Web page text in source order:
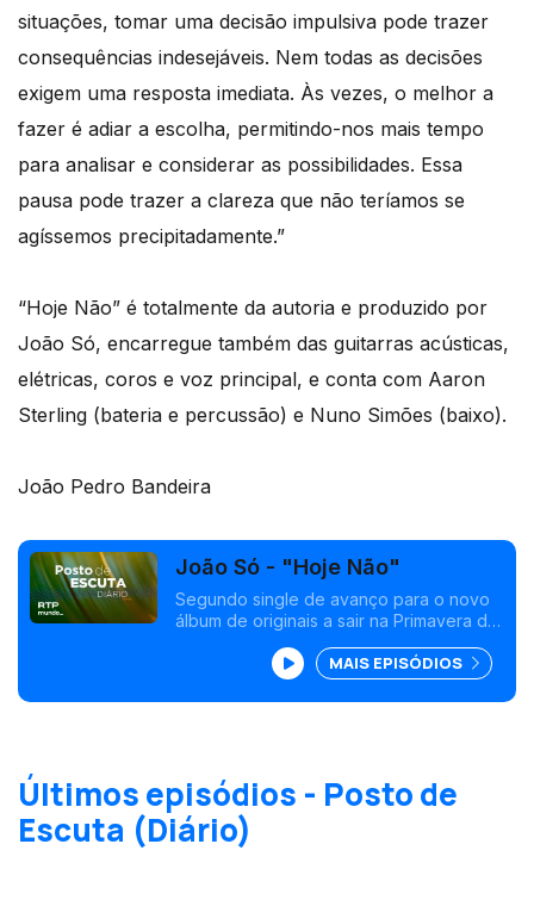
situações, tomar uma decisão impulsiva pode trazer
consequências indesejáveis. Nem todas as decisões
exigem uma resposta imediata. Às vezes, o melhor a
fazer é adiar a escolha, permitindo-nos mais tempo
para analisar e considerar as possibilidades. Essa
pausa pode trazer a clareza que não teríamos se
agíssemos precipitadamente.”
“Hoje Não” é totalmente da autoria e produzido por
João Só, encarregue também das guitarras acústicas,
elétricas, coros e voz principal, e conta com Aaron
Sterling (bateria e percussão) e Nuno Simões (baixo).
João Pedro Bandeira
João Só - "Hoje Não"
Segundo single de avanço para o novo
álbum de originais a sair na Primavera de
MAIS EPISÓDIOS
Últimos episódios - Posto de
Escuta (Diário)